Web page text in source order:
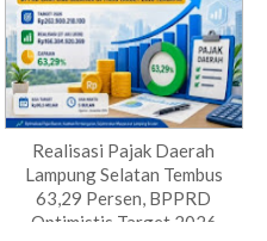
Realisasi Pajak Daerah
Lampung Selatan Tembus
63,29 Persen, BPPRD
Optimistis Target 2026